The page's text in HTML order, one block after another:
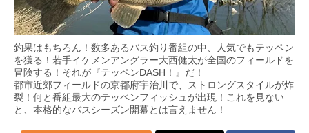
釣果はもちろん！数多あるバス釣り番組の中、人気でもテッペン
を獲る！若手イケメンアングラー大西健太が全国のフィールドを
冒険する！それが『テッペンDASH！』だ！
都市近郊フィールドの京都府宇治川で、ストロングスタイルが炸
裂！何と番組最大のテッペンフィッシュが出現！これを見ない
と、本格的なバスシーズン開幕とは言えません！